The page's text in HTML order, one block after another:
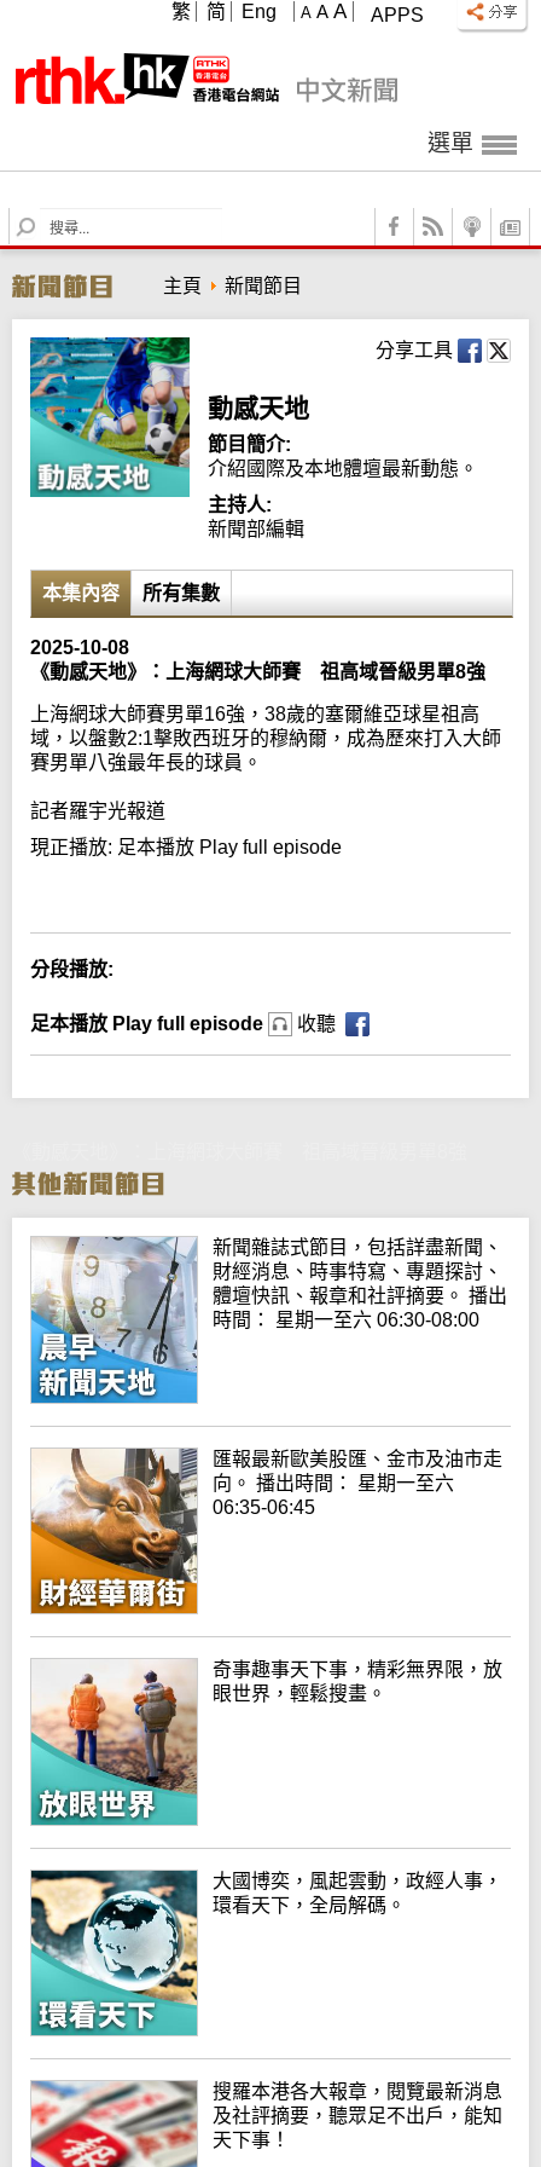
APPS
A A A
繁 简 Eng
選單
S
e
r
c
h
主頁 新聞節目
分享工具
動感天地
節目簡介:
介紹國際及本地體壇最新動態。
主持人:
新聞部編輯
本集內容 所有集數
2025-10-08
《動感天地》：上海網球大師賽 祖高域晉級男單8強
上海網球大師賽男單16強，38歲的塞爾維亞球星祖高
域，以盤數2:1擊敗西班牙的穆納爾，成為歷來打入大師
賽男單八強最年長的球員。
記者羅宇光報道
現正播放: 足本播放 Play full episode
分段播放:
足本播放 Play full episode 收聽
新聞雜誌式節目，包括詳盡新聞、
財經消息、時事特寫、專題探討、
體壇快訊、報章和社評摘要。 播出
時間： 星期一至六 06:30-08:00
匯報最新歐美股匯、金市及油市走
向。 播出時間： 星期一至六
06:35-06:45
奇事趣事天下事，精彩無界限，放
眼世界，輕鬆搜畫。
大國博奕，風起雲動，政經人事，
環看天下，全局解碼。
搜羅本港各大報章，閱覽最新消息
及社評摘要，聽眾足不出戶，能知
天下事！